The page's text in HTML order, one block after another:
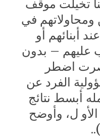
تخيلت موقف
ومحاولاتهم في
أبنائهم أو
عليهم – بدون
اضطر
الفرد عن
أبسط نتائج
ل، وأوضح